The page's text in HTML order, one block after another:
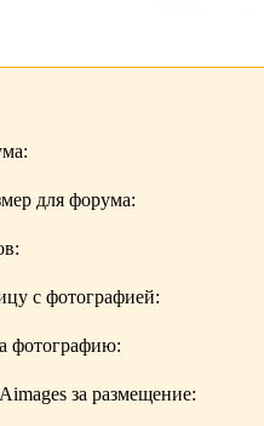
для форума:
с фотографией:
фотографию:
за размещение: